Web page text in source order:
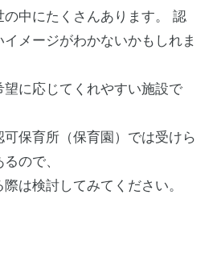
中にたくさんあります。 認
メージがわかないかもしれま
に応じてくれやすい施設で
保育所（保育園）では受けら
ので、
際は検討してみてください。